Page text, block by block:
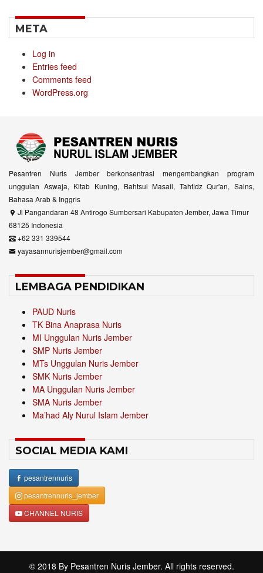
META
Log in
Entries feed
Comments feed
WordPress.org
Pesantren Nuris Jember berkonsentrasi mengembangkan program
unggulan Aswaja, Kitab Kuning, Bahtsul Masail, Tahfidz Qur'an, Sains,
Bahasa Arab & Inggris
Jl Pangandaran 48 Antirogo Sumbersari Kabupaten Jember, Jawa Timur
68125 Indonesia
+62 331 339544
yayasannurisjember@gmail.com
LEMBAGA PENDIDIKAN
PAUD Nuris
TK Bina Anaprasa Nuris
MI Unggulan Nuris Jember
SMP Nuris Jember
MTs Unggulan Nuris Jember
SMK Nuris Jember
MA Unggulan Nuris Jember
SMA Nuris Jember
Ma’had Aly Nurul Islam Jember
SOCIAL MEDIA KAMI
pesantrennuris
pesantrennuris_jember
CHANNEL NURIS
© 2018 By Pesantren Nuris Jember. All rights reserved.